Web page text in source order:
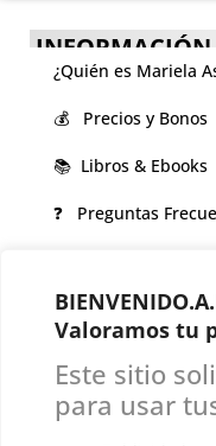
Valoramos tu
Este sitio
para usar
INFORMACIÓN
¿Quién es Mariela
💰 Precios y Bonos
📚 Libros & Ebooks
❓ Preguntas
VOCES
▪️ Feminización de
▪️ Masculinización